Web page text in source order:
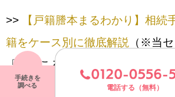
>>
【戸籍謄本まるわかり】相続
籍をケース別に徹底解説 （※当
「まごころ相続コンシェルジュ
手続きを
調べる
電話する（無料）